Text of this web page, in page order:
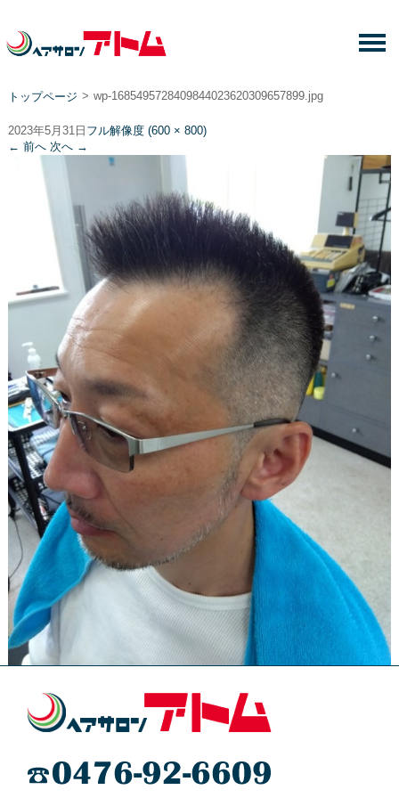
トップページ > wp-1685495728409844023620309657899.jpg
2023年5月31日 フル解像度 (600 × 800)
← 前へ 次へ →